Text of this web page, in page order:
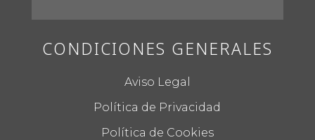
CONDICIONES GENERALES
Aviso Legal
Política de Privacidad
Política de Cookies